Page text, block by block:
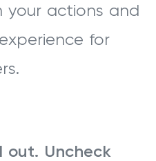
your actions and
for
out. Uncheck